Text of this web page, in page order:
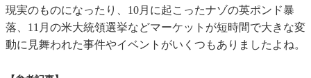
現実のものになったり、10月に起こったナゾの英ポンド暴
落、11月の米大統領選挙などマーケットが短時間で大きな変
動に見舞われた事件やイベントがいくつもありましたよね。